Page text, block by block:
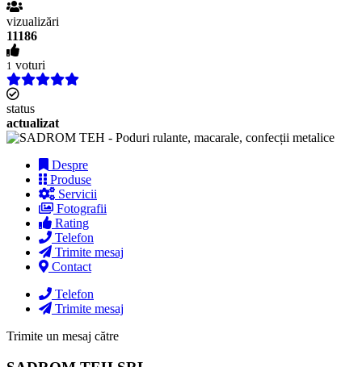
vizualizări
11186
1 voturi
status
actualizat
Despre
Produse
Servicii
Fotografii
Rating
Telefon
Trimite mesaj
Contact
Telefon
Trimite mesaj
Trimite un mesaj către